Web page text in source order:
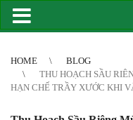
HOME
BLOG
THU HOẠCH SẦU
HẠN CHẾ TRẦY XƯỚC KHI